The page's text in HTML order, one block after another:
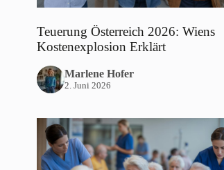
Teuerung Österreich 2026: Wiens
Kostenexplosion Erklärt
Marlene Hofer
2. Juni 2026